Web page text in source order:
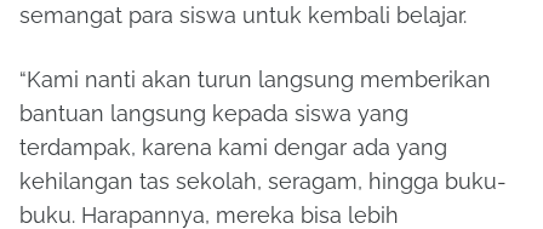
semangat para siswa untuk kembali belajar.
“Kami nanti akan turun langsung memberikan
bantuan langsung kepada siswa yang
terdampak, karena kami dengar ada yang
kehilangan tas sekolah, seragam, hingga buku-
buku. Harapannya, mereka bisa lebih